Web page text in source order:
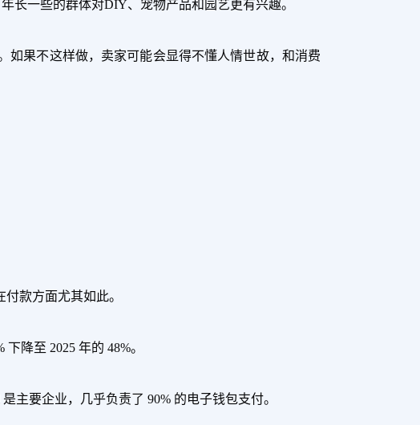
长一些的群体对DIY、宠物产品和园艺更有兴趣。
如果不这样做，卖家可能会显得不懂人情世故，和消费
款方面尤其如此。
降至 2025 年的 48%。
主要企业，几乎负责了 90% 的电子钱包支付。